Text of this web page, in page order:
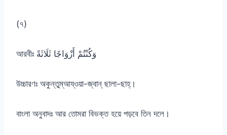
(৭)
আরবীঃ وَكُنْتُمْ أَزْوَاجًا ثَلَاثَةً
উচ্চারণঃ অকুন্তুম্আয্ওয়া-জ্বান্ ছালা-ছাহ্।
বাংলা অনুবাদঃ আর তোমরা বিভক্ত হয়ে পড়বে তিন দলে।